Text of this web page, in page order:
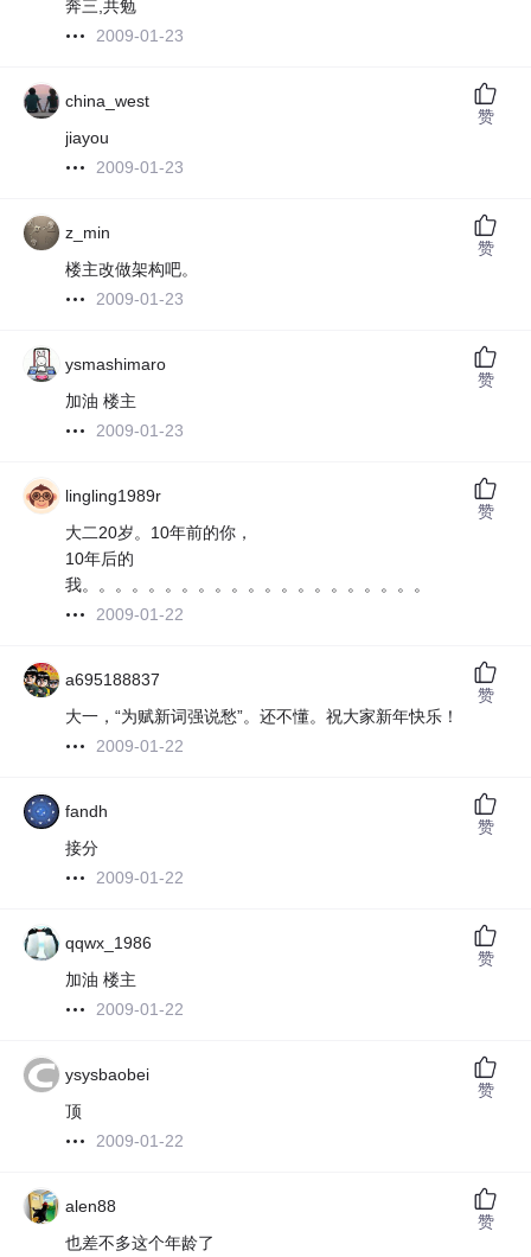
奔三,共勉
2009-01-23
china_west
jiayou
2009-01-23
赞
z_min
楼主改做架构吧。
2009-01-23
赞
ysmashimaro
加油 楼主
2009-01-23
赞
lingling1989r
大二20岁。10年前的你，
10年后的
我。。。。。。。。。。。。。。。。。。。。。
2009-01-22
赞
a695188837
大一，“为赋新词强说愁”。还不懂。祝大家新年快乐！
2009-01-22
赞
fandh
接分
2009-01-22
赞
qqwx_1986
加油 楼主
2009-01-22
赞
ysysbaobei
顶
2009-01-22
赞
alen88
也差不多这个年龄了
赞